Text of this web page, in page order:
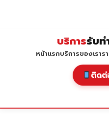
บริการรับท
หน้าแรกบริการของเราร
ติดต่